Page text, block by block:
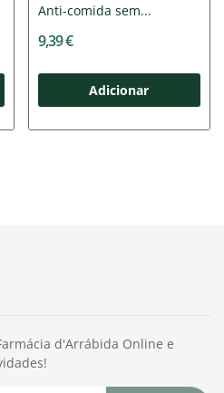
Anti-comida sem...
9,39 €
Adicionar
d'Arrábida Online e